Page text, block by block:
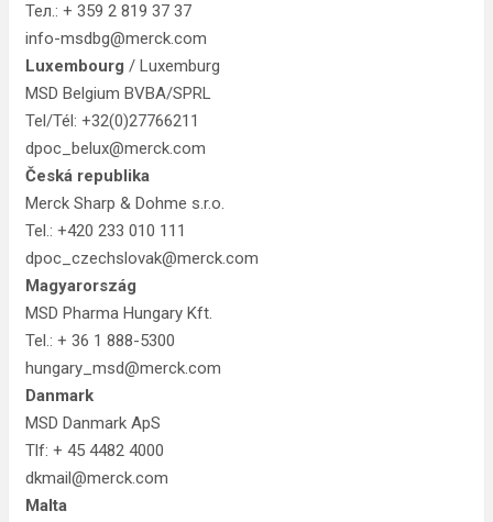
Teл.: + 359 2 819 37 37
info-msdbg@merck.com
Luxembourg / Luxemburg
MSD Belgium BVBA/SPRL
Tel/Tél: +32(0)27766211
dpoc_belux@merck.com
Česká republika
Merck Sharp & Dohme s.r.o.
Tel.: +420 233 010 111
dpoc_czechslovak@merck.com
Magyarország
MSD Pharma Hungary Kft.
Tel.: + 36 1 888-5300
hungary_msd@merck.com
Danmark
MSD Danmark ApS
Tlf: + 45 4482 4000
dkmail@merck.com
Malta